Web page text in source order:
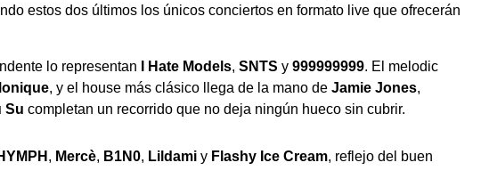
estos dos últimos los únicos conciertos en formato live que ofrecerán
lo representan I Hate Models, SNTS y 999999999. El melodic
, y el house más clásico llega de la mano de Jamie Jones,
Su completan un recorrido que no deja ningún hueco sin cubrir.
, Mercè, B1N0, Lildami y Flashy Ice Cream, reflejo del buen